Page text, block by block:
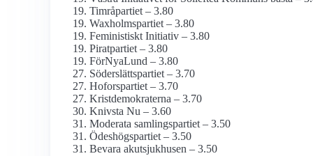
Timråpartiet – 3.80
Waxholmspartiet – 3.80
Feministiskt Initiativ – 3.80
Piratpartiet – 3.80
FörNyaLund – 3.80
Söderslättspartiet – 3.70
Hoforspartiet – 3.70
Kristdemokraterna – 3.70
Knivsta Nu – 3.60
Moderata samlingspartiet – 3.50
Ödeshögspartiet – 3.50
Bevara akutsjukhusen – 3.50